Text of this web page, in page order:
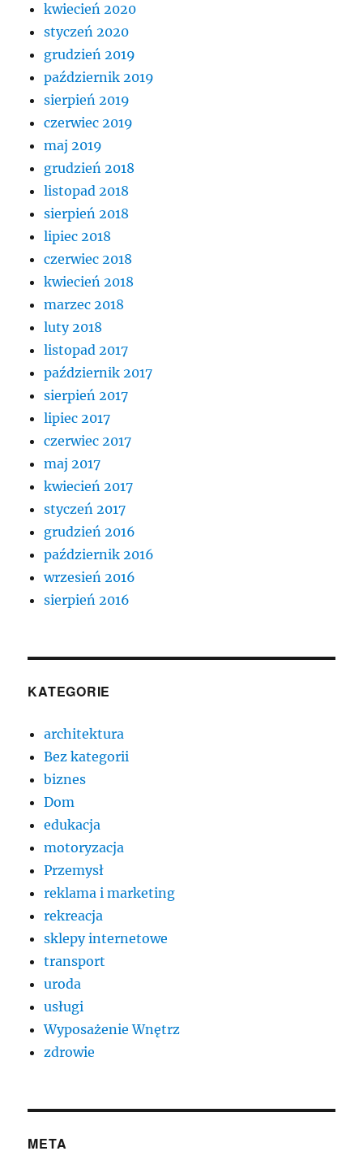
kwiecień 2020
styczeń 2020
grudzień 2019
październik 2019
sierpień 2019
czerwiec 2019
maj 2019
grudzień 2018
listopad 2018
sierpień 2018
lipiec 2018
czerwiec 2018
kwiecień 2018
marzec 2018
luty 2018
listopad 2017
październik 2017
sierpień 2017
lipiec 2017
czerwiec 2017
maj 2017
kwiecień 2017
styczeń 2017
grudzień 2016
październik 2016
wrzesień 2016
sierpień 2016
KATEGORIE
architektura
Bez kategorii
biznes
Dom
edukacja
motoryzacja
Przemysł
reklama i marketing
rekreacja
sklepy internetowe
transport
uroda
usługi
Wyposażenie Wnętrz
zdrowie
META